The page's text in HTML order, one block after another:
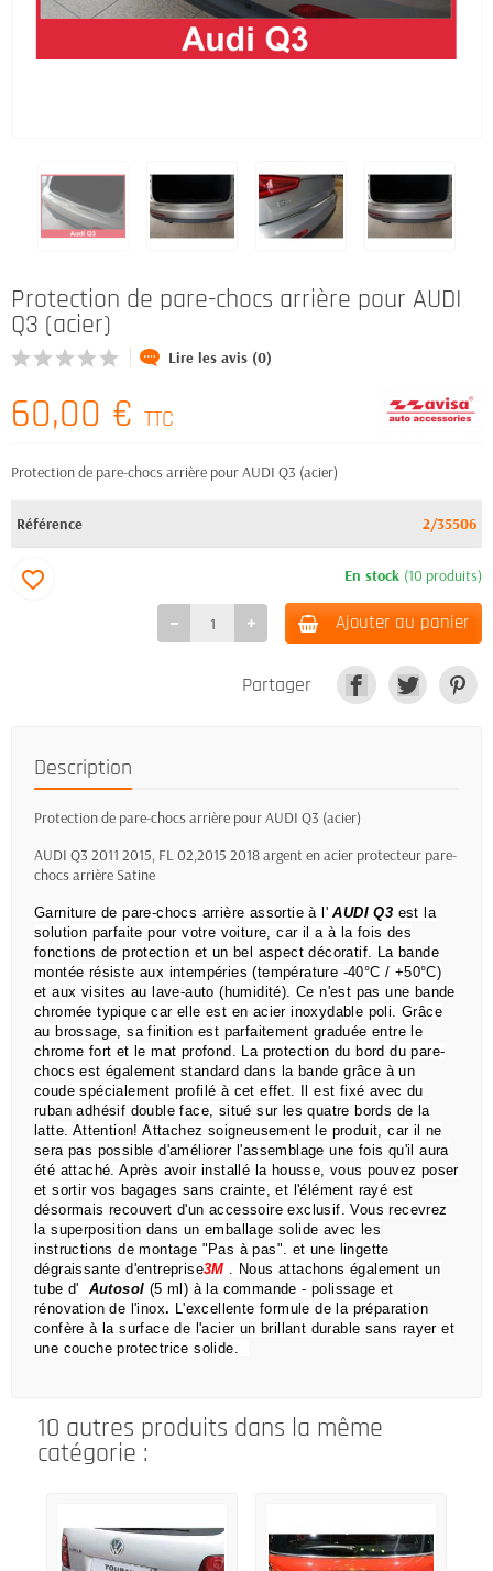
Protection de pare-chocs arrière pour AUDI
Q3 (acier)
Lire les avis (0)
60,00 € TTC
Protection de pare-chocs arrière pour AUDI Q3 (acier)
Référence 2/35506
En stock (10 produits)
Ajouter au panier
favorite_border
Partager
Description
Protection de pare-chocs arrière pour AUDI Q3 (acier)
AUDI Q3 2011 2015, FL 02,2015 2018 argent en acier protecteur pare-
chocs arrière Satine
Garniture de pare-chocs arrière assortie à l'AUDI Q3 est la
solution parfaite pour votre voiture, car il a à la fois des
fonctions de protection et un bel aspect décoratif. La bande
montée résiste aux intempéries (température -40°C / +50°C)
et aux visites au lave-auto (humidité). Ce n'est pas une bande
chromée typique car elle est en acier inoxydable poli. Grâce
au brossage, sa finition est parfaitement graduée entre le
chrome fort et le mat profond. La protection du bord du pare-
chocs est également standard dans la bande grâce à un
coude spécialement profilé à cet effet.
Il est fixé avec du
ruban adhésif double face, situé sur les quatre bords de la
latte. Attention!Attachez soigneusement le produit, car il ne
sera pas possible d'améliorer l'assemblage une fois qu'il aura
été attaché.Après avoir installé la housse, vous pouvez poser
et sortir vos bagages sans crainte,et l'élément rayé est
désormais recouvert d'un accessoire exclusif.Vous recevrez
la superposition dans un emballage solide avec les
instructions de montage "Pas à pas". et une lingette
dégraissante d'entreprise3M . Nous attachons également un
tube d'
Autosol (5 ml) à la commande - polissage et
rénovation de l'inox. L'excellente formule de la préparation
confère à la surface de l'acier un brillant durable sans rayer et
une couche protectrice solide.
10 autres produits dans la même
catégorie :